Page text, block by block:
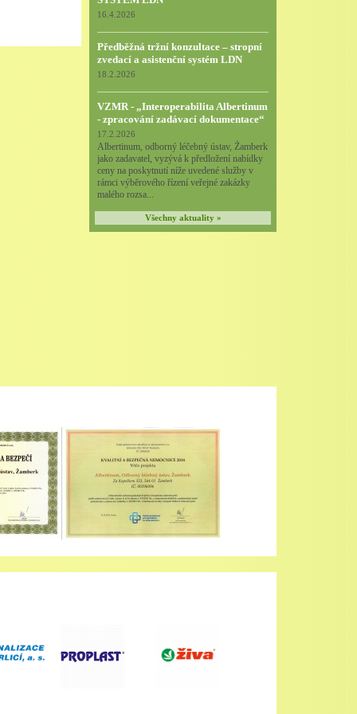
16.4.2026
Předběžná tržní konzultace – stropní
zvedací a asistenční systém LDN
18.2.2026
VZMR - „Interoperabilita Albertinum
- zpracování zadávací dokumentace“
17.2.2026
Albertinum, odborný léčebný ústav, Žamberk
jako zadavatel, vyzývá k předložení nabídky
ceny na poskytnutí níže uvedené služby v
rámci výběrového řízení veřejné zakázky
malého rozsa...
Všechny aktuality »